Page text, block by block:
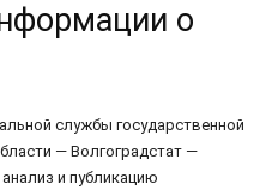
о
службы государственной
— Волгоградстат —
и публикацию